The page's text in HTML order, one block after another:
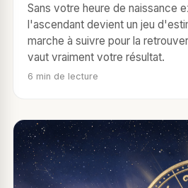
Sans votre heure de naissance
l'ascendant devient un jeu
marche à suivre pour la
vaut vraiment votre résultat.
6 min de lecture